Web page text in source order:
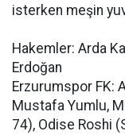
isterken meşin
Hakemler: Arda
Erdoğan
Erzurumspor FK:
Mustafa Yumlu,
74), Odise Roshi